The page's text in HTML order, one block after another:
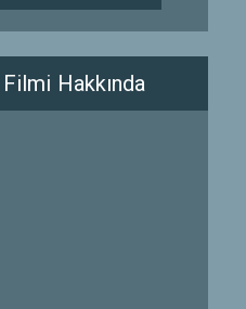
Filmi Hakkında